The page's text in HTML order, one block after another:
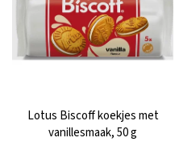
Lotus Biscoff koekjes met
vanillesmaak, 50 g